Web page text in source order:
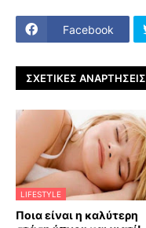
Facebook
ΣΧΕΤΙΚΈΣ ΑΝΑΡΤΉΣΕΙΣ
LIFESTYLE
Ποια είναι η καλύτερη